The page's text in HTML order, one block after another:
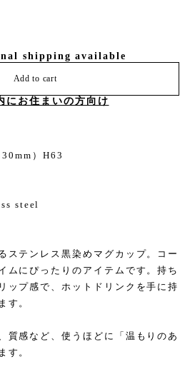
shipping available
Add to cart
にお住まいの方向け
）H63
steel
ステンレス黒染めマグカップ。コー
ムにぴったりのアイテムです。持ち
ップ感で、ホットドリンクを手に持
す。
質感など、使うほどに「温もりのあ
す。